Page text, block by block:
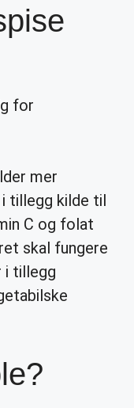
for
mer
i tillegg kilde til
C og folat
skal fungere
i tillegg